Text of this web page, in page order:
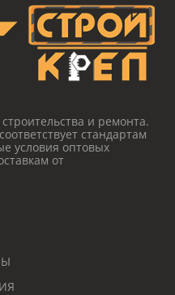
и ремонта.
стандартам
условия оптовых
от